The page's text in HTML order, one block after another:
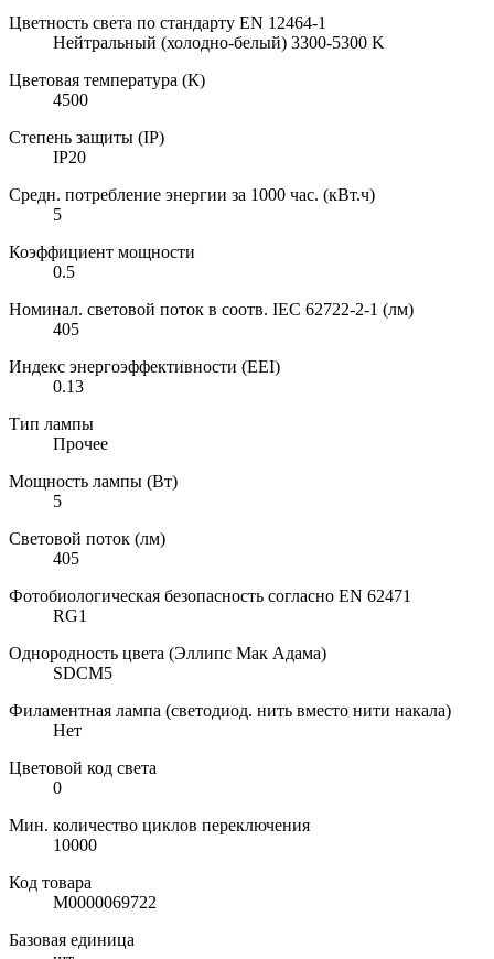
Цветность света по стандарту EN 12464-1
Нейтральный (холодно-белый) 3300-5300 K
Цветовая температура (К)
4500
Степень защиты (IP)
IP20
Средн. потребление энергии за 1000 час. (кВт.ч)
5
Коэффициент мощности
0.5
Номинал. световой поток в соотв. IEC 62722-2-1 (лм)
405
Индекс энергоэффективности (EEI)
0.13
Тип лампы
Прочее
Мощность лампы (Вт)
5
Световой поток (лм)
405
Фотобиологическая безопасность согласно EN 62471
RG1
Однородность цвета (Эллипс Мак Адама)
SDCM5
Филаментная лампа (светодиод. нить вместо нити накала)
Нет
Цветовой код света
0
Мин. количество циклов переключения
10000
Код товара
М0000069722
Базовая единица